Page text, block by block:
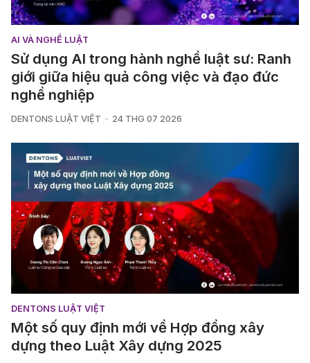
AI VÀ NGHỀ LUẬT
Sử dụng AI trong hành nghề luật sư: Ranh
giới giữa hiệu quả công việc và đạo đức
nghề nghiệp
DENTONS LUẬT VIỆT 24 THG 07 2026
DENTONS LUẬT VIỆT
Một số quy định mới về Hợp đồng xây
dựng theo Luật Xây dựng 2025